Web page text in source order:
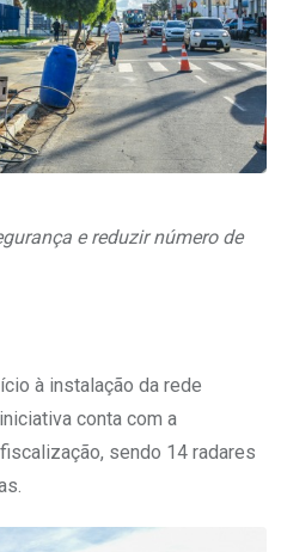
e reduzir número de
à instalação da rede
conta com a
sendo 14 radares